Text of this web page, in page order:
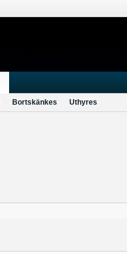
Bortskänkes Uthyres